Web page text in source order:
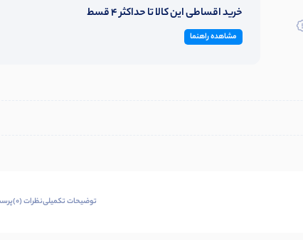
خرید اقساطی این کالا تا حداکثر 4 قسط
مشاهده راهنما
توضیحات تکمیلینظرات (0)